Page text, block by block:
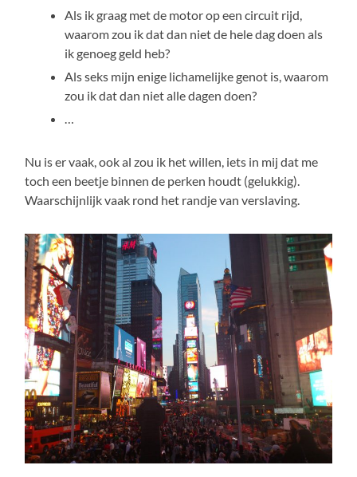
Als ik graag met de motor op een circuit rijd,
waarom zou ik dat dan niet de hele dag doen als
ik genoeg geld heb?
Als seks mijn enige lichamelijke genot is, waarom
zou ik dat dan niet alle dagen doen?
Nu is er vaak, ook al zou ik het willen, iets in mij dat me
toch een beetje binnen de perken houdt (gelukkig).
Waarschijnlijk vaak rond het randje van verslaving.